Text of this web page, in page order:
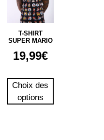
T-SHIRT
SUPER MARIO
19,99€
Choix des
options